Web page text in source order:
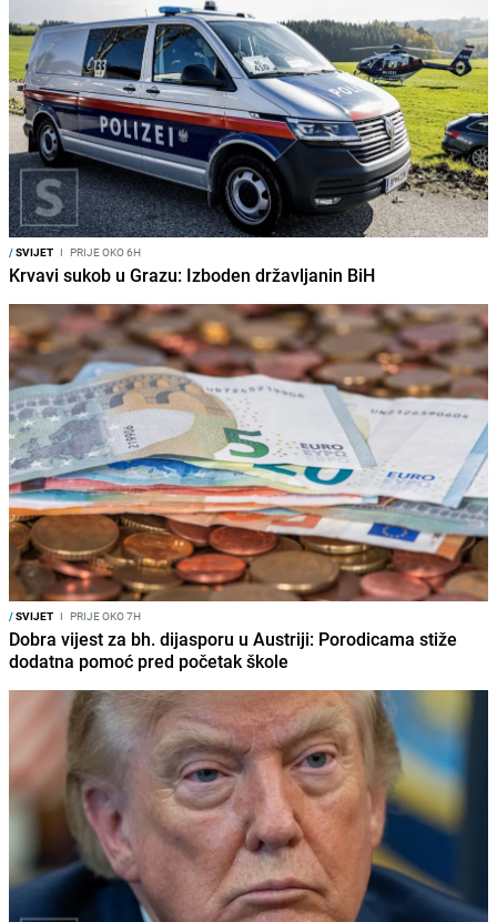
/SVIJET I PRIJE OKO 6H
Krvavi sukob u Grazu: Izboden državljanin BiH
/SVIJET I PRIJE OKO 7H
Dobra vijest za bh. dijasporu u Austriji: Porodicama stiže
dodatna pomoć pred početak škole